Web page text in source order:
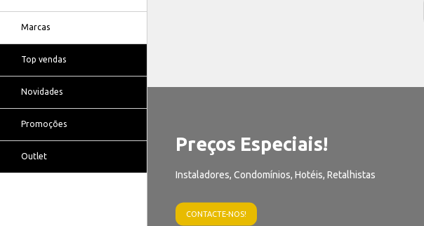
Marcas
Top vendas
Novidades
Promoções
Outlet
Preços Especiais!
Instaladores, Condomínios, Hotéis, Retalhistas
CONTACTE-NOS!